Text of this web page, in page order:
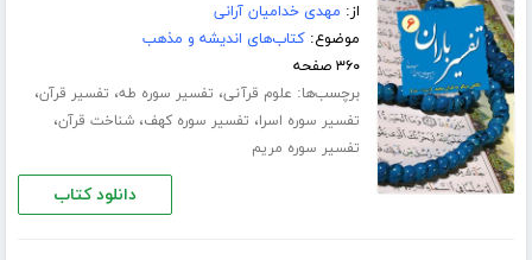
از: مهدی خدامیان آرانی
موضوع:کتاب‌های اندیشه و مذهب
۳۶۰ صفحه
برچسب‌ها: علوم قرآنی، تفسیر سوره طه، تفسیر قرآن،
تفسیر سوره اسرا، تفسیر سوره کهف،شناخت قرآن،
تفسیر سوره مریم
دانلود کتاب